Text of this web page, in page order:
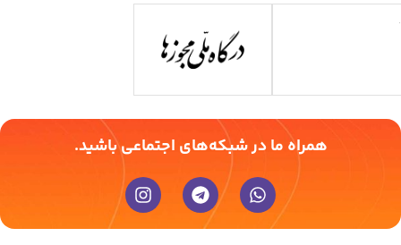
همراه ما در شبکه‌های اجتماعی باشید.